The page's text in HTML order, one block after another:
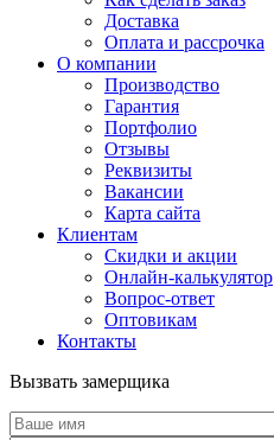
Доставка
Оплата и рассрочка
О компании
Производство
Гарантия
Портфолио
Отзывы
Реквизиты
Вакансии
Карта сайта
Клиентам
Скидки и акции
Онлайн-калькулятор
Вопрос-ответ
Оптовикам
Контакты
Вызвать замерщика